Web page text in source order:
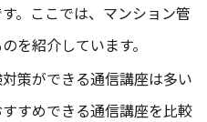
。ここでは、マンション管
を紹介しています。
策ができる通信講座は多い
すめできる通信講座を比較